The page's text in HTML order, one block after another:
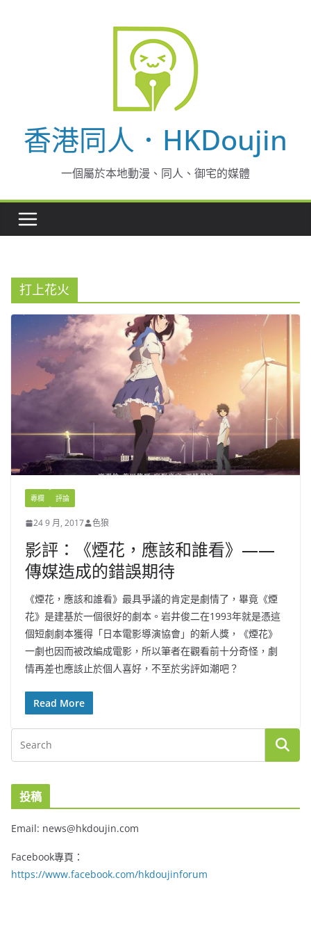
香港同人．HKDoujin
一個屬於本地動漫、同人、御宅的媒體
打上花火
專欄 評論
24 9 月, 2017 色狼
影評：《煙花，應該和誰看》——
傳媒造成的錯誤期待
《煙花，應該和誰看》最具爭議的肯定是劇情了，畢竟《煙
花》是建基於一個很好的劇本。岩井俊二在1993年就是憑這
個短劇劇本獲得「日本電影導演協會」的新人獎，《煙花》
一劇也因而被改編成電影，所以筆者在觀看前十分奇怪，劇
情再差也應該止於個人喜好，不至於劣評如潮吧？
Read More
投稿
Email: news@hkdoujin.com
Facebook專頁：
https://www.facebook.com/hkdoujinforum